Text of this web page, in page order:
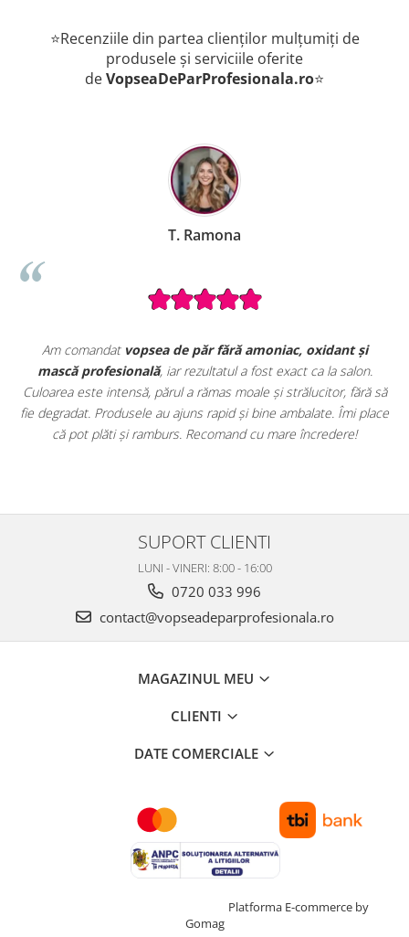
⭐Recenziile din partea clienților mulțumiți de
produsele și serviciile oferite
deVopseaDeParProfesionala.ro⭐
de păr fără amoniac, oxidant și
, iar rezultatul a fost exact ca la salon.
a rămas moale și strălucitor, fără să
ajuns rapid și bine ambalate. Îmi place
Recomand cu mare încredere!
Seturile promoționale de
extrem de avantajoase.
vopsele profesionale cu
uz profesional. Calitate
clar că sunt produse
SUPORT CLIENTI
LUNI - VINERI: 8:00 - 16:00
0720 033 996
contact@vopseadeparprofesionala.ro
MAGAZINUL MEU
CLIENTI
DATE COMERCIALE
Platforma E-commerce by
Gomag